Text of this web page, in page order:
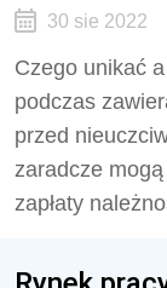
30 sie 2022
Czego unikać
podczas
przed
zaradcze
zapłaty